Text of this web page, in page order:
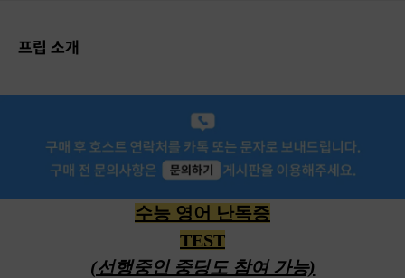
프립 소개
수능 영어 난독증
TEST
(선행중인 중딩도 참여 가능)